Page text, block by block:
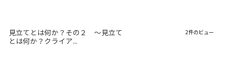
見立てとは何か？その２ 〜見立て
とは何か？クライア...
2件のビュー